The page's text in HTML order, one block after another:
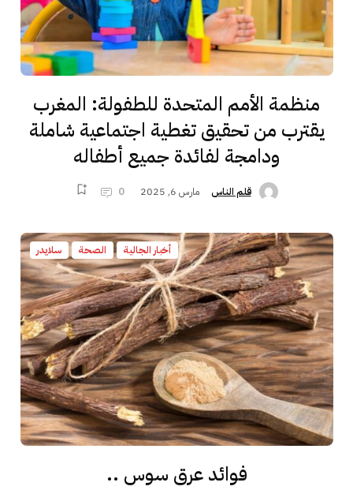
منظمة الأمم المتحدة للطفولة: المغرب
يقترب من تحقيق تغطية اجتماعية شاملة
ودامجة لفائدة جميع أطفاله
قلم الناس مارس 6, 2025 0
أخبار الجالية الصحة سلايدر
فوائد عرق سوس ..